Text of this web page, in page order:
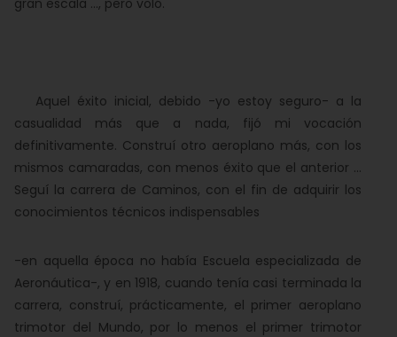
gran escala ..., pero voló.
Aquel éxito inicial, debido -yo estoy seguro- a la
casualidad más que a nada, fijó mi vocación
definitivamente. Construí otro aeroplano más, con los
mismos camaradas, con menos éxito que el anterior ...
Seguí la carrera de Caminos, con el fin de adquirir los
conocimientos técnicos indispensables
-en aquella época no había Escuela especializada de
Aeronáutica-, y en 1918, cuando tenía casi terminada la
carrera, construí, prácticamente, el primer aeroplano
trimotor del Mundo, por lo menos el primer trimotor